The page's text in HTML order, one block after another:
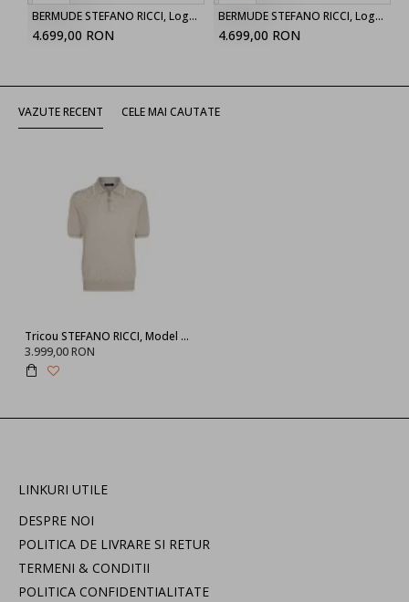
BERMUDE STEFANO RICCI, Logo Insert, Cotton, Beige
4.699,00 RON
BERMUDE STEFANO RICCI, Logo Insert, Cotton, Navy Blue
4.699,00 RON
VAZUTE RECENT CELE MAI CAUTATE
Tricou STEFANO RICCI, Model Polo, Imprimeu geometric
3.999,00 RON
LINKURI UTILE
DESPRE NOI
POLITICA DE LIVRARE SI RETUR
TERMENI & CONDITII
POLITICA CONFIDENTIALITATE